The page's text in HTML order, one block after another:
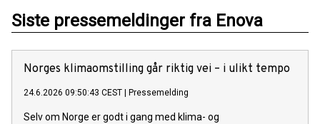
Siste pressemeldinger fra Enova
Norges klimaomstilling går riktig vei – i ulikt tempo
24.6.2026 09:50:43 CEST Pressemelding
Selv om Norge er godt i gang med klima- og